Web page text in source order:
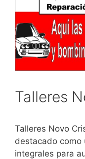
Talleres
Talleres Novo
destacado como
integrales para